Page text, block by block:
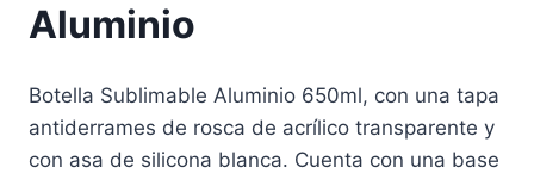
Aluminio
Botella Sublimable Aluminio 650ml, con una tapa
antiderrames de rosca de acrílico transparente y
con asa de silicona blanca. Cuenta con una base